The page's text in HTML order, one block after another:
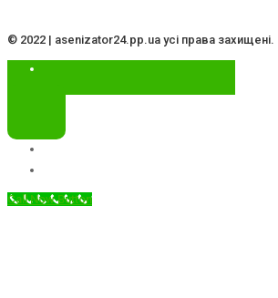
© 2022 | asenizator24.pp.ua усі права захищені.
Call Now Button